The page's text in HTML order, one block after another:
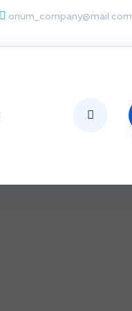
onum_company@mail.com